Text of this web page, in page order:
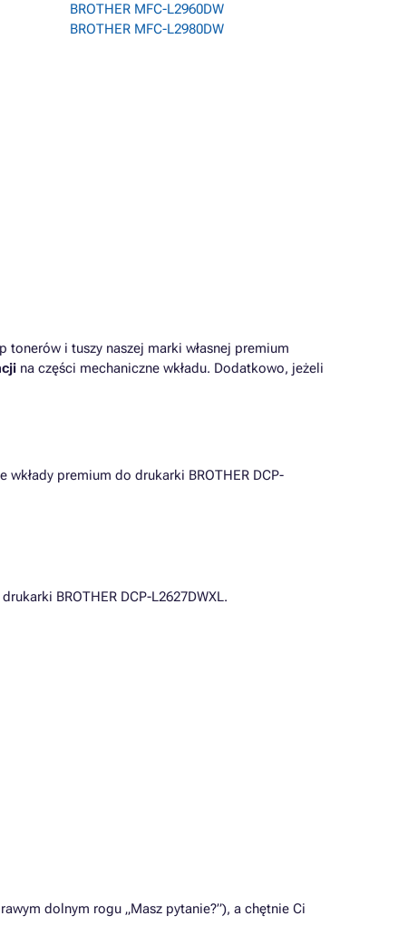
BROTHER MFC-L2960DW
BROTHER MFC-L2980DW
tonerów i tuszy naszej marki własnej premium
na części mechaniczne wkładu. Dodatkowo, jeżeli
premium do drukarki BROTHER DCP-
BROTHER DCP-L2627DWXL.
dolnym rogu „Masz pytanie?”), a chętnie Ci